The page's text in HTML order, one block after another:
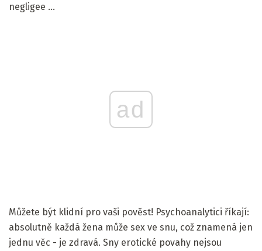
negligee ...
ad
Můžete být klidní pro vaši pověst! Psychoanalytici říkají:
absolutně každá žena může sex ve snu, což znamená jen
jednu věc - je zdravá. Sny erotické povahy nejsou